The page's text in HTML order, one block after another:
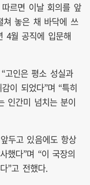
르면 이날 회의를 앞
쳐 놓은 채 바닥에 쓰
4월 공직에 입문해
고인은 평소 성실과
이 되었다”며 “특히
인간미 넘치는 분이
두고 있음에도 항상
했다”며 “이 국장의
”고 전했다.